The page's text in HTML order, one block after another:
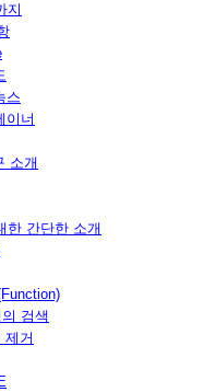
지
스
이너
소개
한 간단한 소개
검색
제거